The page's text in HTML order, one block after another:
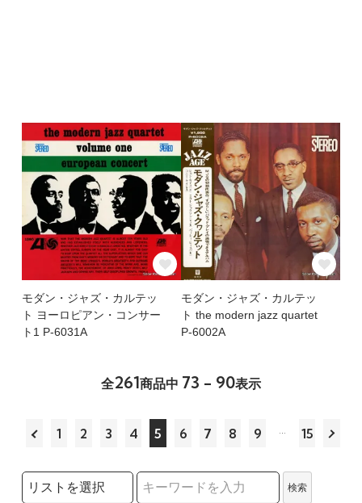
モダン・ジャズ・カルテッ
ト ヨーロピアン・コンサー
ト1 P-6031A
モダン・ジャズ・カルテッ
ト the modern jazz quartet
P-6002A
全261商品中 73 - 90表示
1 2 3 4 5 6 7 8 9 15
検索リストの選択
検索